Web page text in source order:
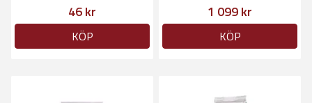
46 kr
KÖP
1 099 kr
KÖP